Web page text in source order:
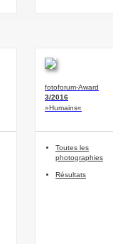
fotoforum-Award
3/2016
»Humains«
Toutes les
photographies
Résultats